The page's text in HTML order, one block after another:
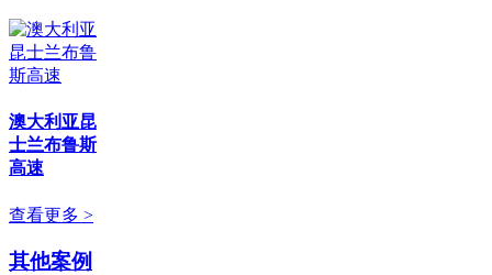
澳大利亚昆
士兰布鲁斯
高速
查看更多 >
其他案例